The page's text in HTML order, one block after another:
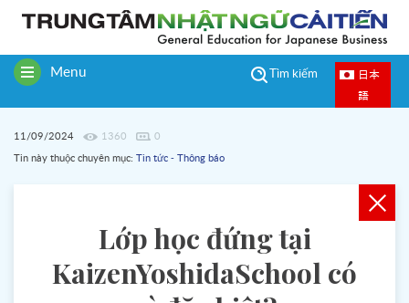
ToggleMenu
日本
語
Tìm kiếm
11/09/2024 1360 0
Tin này thuộc chuyên mục: Tin tức - Thông báo
Lớp học đứng tại
KaizenYoshidaSchool có